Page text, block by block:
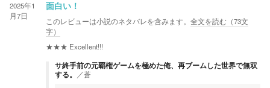
2025年1
月7日
面白い！
このレビューは小説のネタバレを含みます。 全文を読む（73文
字）
★★★ Excellent!!!
サ終手前の元覇権ゲームを極めた俺、再ブームした世界で無双
する。
／蒼